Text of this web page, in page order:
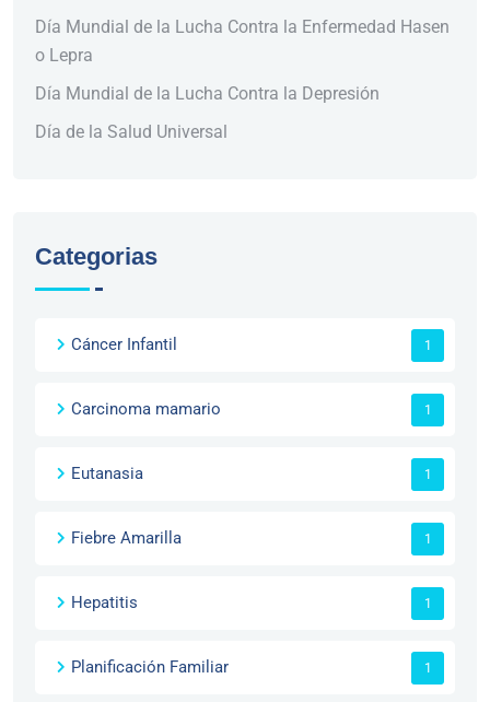
Día Mundial de la Lucha Contra la Enfermedad Hasen
o Lepra
Día Mundial de la Lucha Contra la Depresión
Día de la Salud Universal
Categorias
Cáncer Infantil 1
Carcinoma mamario 1
Eutanasia 1
Fiebre Amarilla 1
Hepatitis 1
Planificación Familiar 1